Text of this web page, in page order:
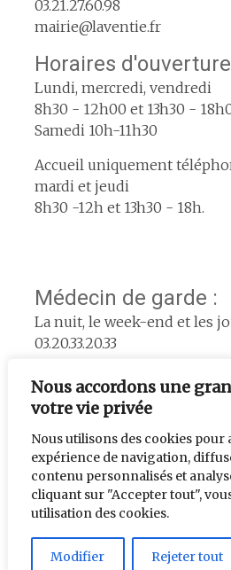
Nous accordons une
votre vie privée
Nous utilisons des cookies
expérience de navigation,
contenu personnalisés et
cliquant sur "Accepter tout",
utilisation des cookies.
Modifier Rejeter tout
03.21.27.60.98
mairie@laventie.fr
Horaires
Lundi, mercredi, vendredi
8h30 - 12h00 et 13h30 -
Samedi 10h-11h30
Accueil uniquement
mardi et jeudi
8h30 -12h et 13h30 - 18h.
Médecin de garde :
La nuit, le week-end et les
03.20.33.20.33
Pharmacie de
www.servigardes.fr
Urgence le week-
L'adjoint de semaine :
communication de la mairie. |